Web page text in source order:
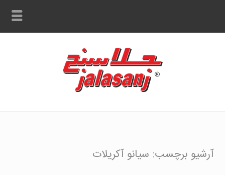
آرشیو برچسب: سیانو آکریلات